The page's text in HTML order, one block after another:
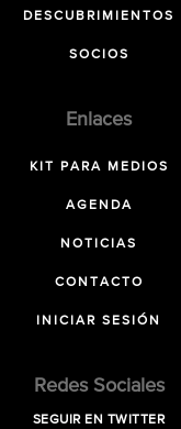
DESCUBRIMIENTOS
SOCIOS
Enlaces
KIT PARA MEDIOS
AGENDA
NOTICIAS
CONTACTO
INICIAR SESIÓN
Redes Sociales
SEGUIR EN TWITTER